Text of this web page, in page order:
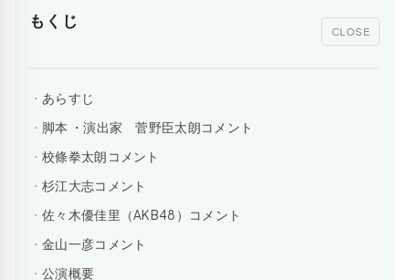
もくじ
CLOSE
あらすじ
脚本 ・演出家 菅野臣太朗コメント
校條拳太朗コメント
杉江大志コメント
佐々木優佳里（AKB48）コメント
金山一彦コメント
公演概要